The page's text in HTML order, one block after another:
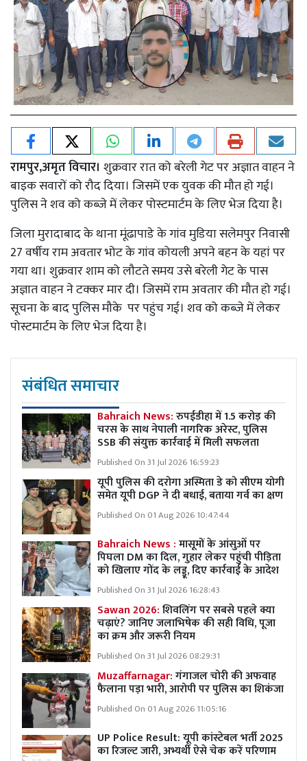
रामपुर,अमृत विचार। शुक्रवार रात को बरेली गेट पर अज्ञात वाहन ने
बाइक सवारों को रौद दिया। जिसमें एक युवक की मौत हो गई।
पुलिस ने शव को कब्जे में लेकर पोस्टमार्टम के लिए भेज दिया है।
जिला मुरादाबाद के थाना मूंढापाडे के गांव मुडिया सलेमपुर निवासी
27 वर्षीय राम अवतार भोट के गांव कोयली अपने बहन के यहां पर
गया था। शुक्रवार शाम को लौटते समय उसे बरेली गेट के पास
अज्ञात वाहन ने टक्कर मार दी। जिसमें राम अवतार की मौत हो गई।
सूचना के बाद पुलिस मौके पर पहुंच गई। शव को कब्जे में लेकर
पोस्टमार्टम के लिए भेज दिया है।
संबंधित समाचार
Bahraich News:रुपईडीहा में 1.5 करोड़ की
चरस के साथ नेपाली नागरिक अरेस्ट, पुलिस
SSB की संयुक्त कार्रवाई में मिली सफलता
Published On 31 Jul 2026 16:59:23
यूपी पुलिस की दरोगा अस्मिता डे को सीएम योगी
समेत यूपी DGP ने दी बधाई, बताया गर्व का क्षण
Published On 01 Aug 2026 10:47:44
Bahraich News :मासूमों के आंसुओं पर
पिघला DM का दिल, गुहार लेकर पहुंची पीड़िता
को खिलाए गोंद के लड्डू, दिए कार्रवाई के आदेश
Published On 31 Jul 2026 16:28:43
Sawan 2026:शिवलिंग पर सबसे पहले क्या
चढ़ाएं? जानिए जलाभिषेक की सही विधि, पूजा
का क्रम और जरूरी नियम
Published On 31 Jul 2026 08:29:31
Muzaffarnagar:गंगाजल चोरी की अफवाह
फैलाना पड़ा भारी, आरोपी पर पुलिस का शिकंजा
Published On 01 Aug 2026 11:05:16
UP Police Result: यूपी कांस्टेबल भर्ती 2025
का रिजल्ट जारी, अभ्यर्थी ऐसे चेक करें परिणाम